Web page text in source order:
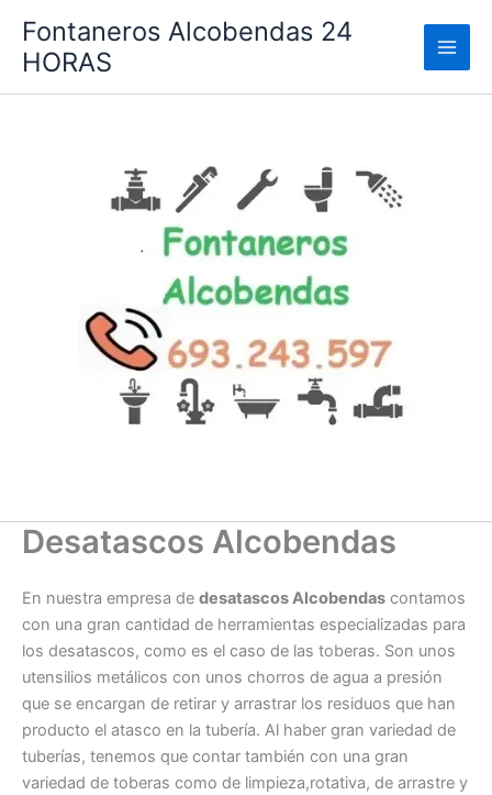
contenido
Fontaneros Alcobendas 24
HORAS
Desatascos Alcobendas
En nuestra empresa de desatascos Alcobendas contamos
con una gran cantidad de herramientas especializadas para
los desatascos, como es el caso de las toberas. Son unos
utensilios metálicos con unos chorros de agua a presión
que se encargan de retirar y arrastrar los residuos que han
producto el atasco en la tubería. Al haber gran variedad de
tuberías, tenemos que contar también con una gran
variedad de toberas como de limpieza,rotativa, de arrastre y